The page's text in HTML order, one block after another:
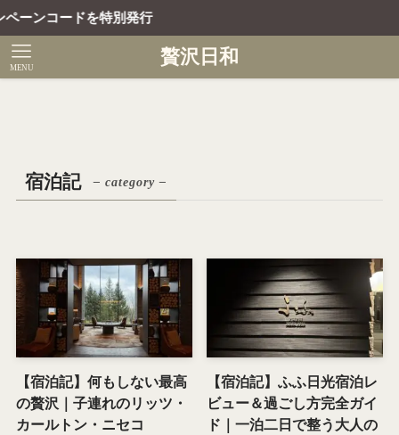
ンコードを特別発行
贅沢日和
MENU
宿泊記 – category –
【宿泊記】何もしない最高
の贅沢｜子連れのリッツ・
カールトン・ニセコ
【宿泊記】ふふ日光宿泊レ
ビュー＆過ごし方完全ガイ
ド｜一泊二日で整う大人の